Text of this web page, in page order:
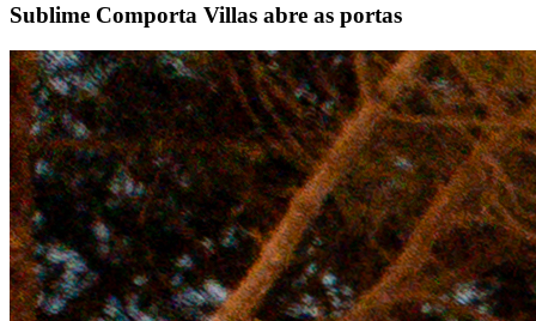
Sublime Comporta Villas abre as portas